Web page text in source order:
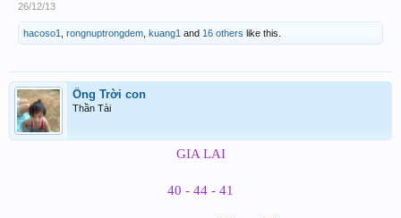
26/12/13
hacoso1 rongnuptrongdem kuang1 and 16 others like this.
Ông Trời con
Thần Tài
GIA LAI
40 - 44 - 41